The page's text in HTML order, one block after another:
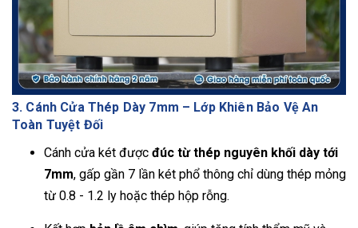
3. Cánh Cửa Thép Dày 7mm – Lớp Khiên Bảo Vệ An
Toàn Tuyệt Đối
Cánh cửa két được đúc từ thép nguyên khối dày tới
7mm, gấp gần 7 lần két phổ thông chỉ dùng thép mỏng
từ 0.8 - 1.2 ly hoặc thép hộp rỗng.